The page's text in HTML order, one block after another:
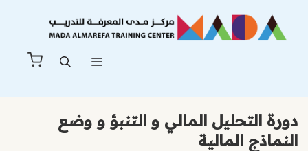
المحتوى
دورة التحليل المالي و التنبؤ و وضع
النماذج المالية